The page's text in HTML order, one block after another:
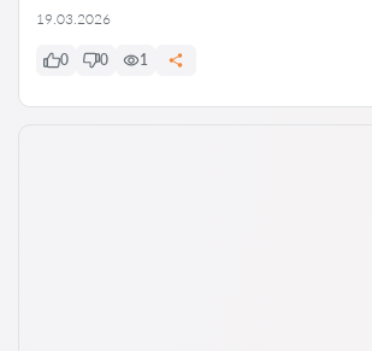
19.03.2026
0 0 1